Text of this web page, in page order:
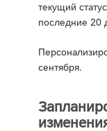
текущий
последние 20
сентября.